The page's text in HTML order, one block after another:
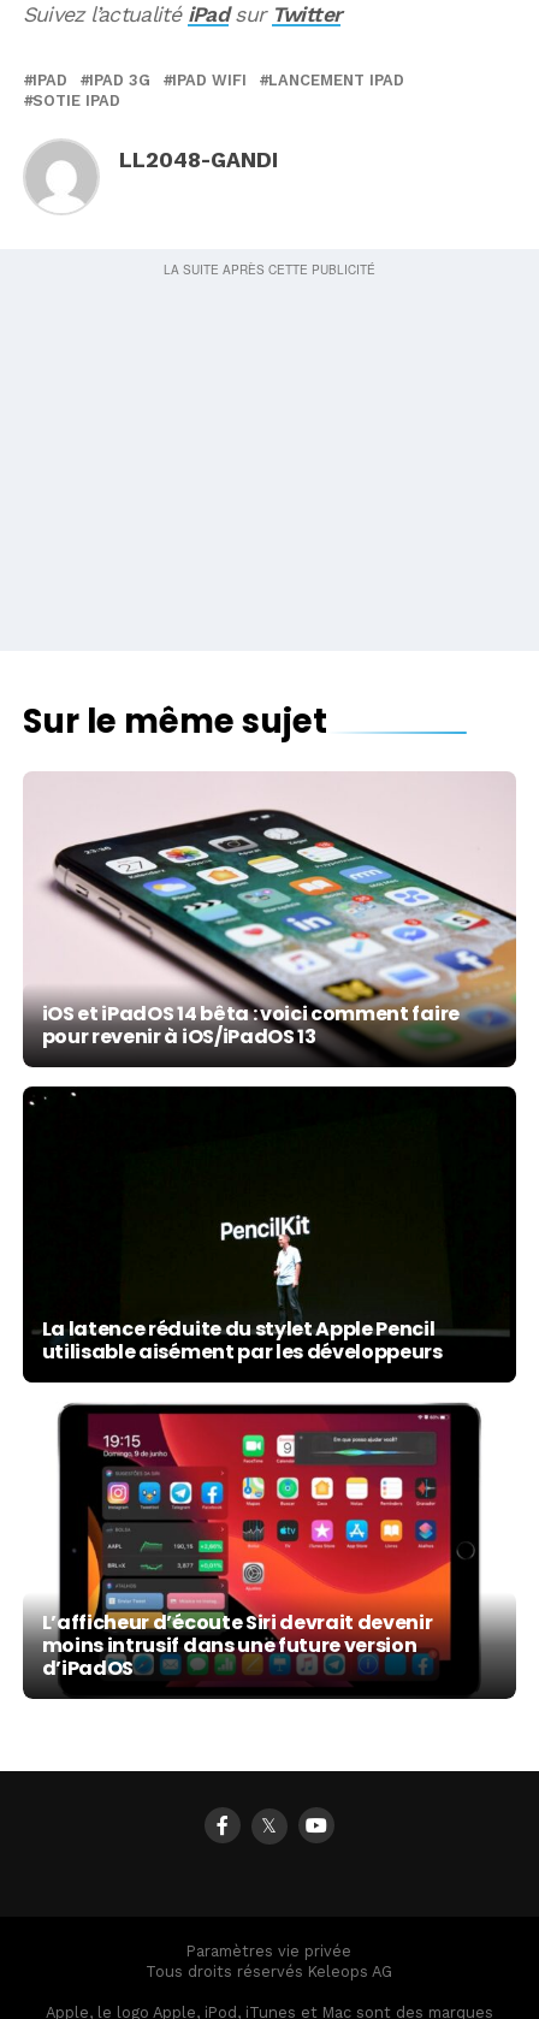
Suivez l’actualité iPadsur Twitter
IPAD IPAD 3G IPAD WIFI
LANCEMENT IPAD
SOTIE IPAD
LL2048-GANDI
Sur le même sujet
iOS et iPadOS 14 bêta : voici comment faire
pour revenir à iOS/iPadOS 13
La latence réduite du stylet Apple Pencil
utilisable aisément par les développeurs
L’afficheur d’écoute Siri devrait devenir
moins intrusif dans une future version
d’iPadOS
𝕏
Paramètres vie privée
Tous droits réservés Keleops AG
Apple, le logo Apple, iPod, iTunes et Mac sont des marques